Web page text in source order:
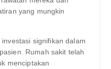
yang mungkin
signifikan dalam
Rumah sakit telah
menciptakan